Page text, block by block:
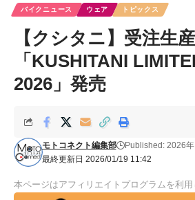
バイクニュース ウェア トピックス
【クシタニ】受注生
「KUSHITANI
2026」発売
最終更新日 2026/01/19 11:42
モトコネクト編集部 Published: 2026年
本ページはアフィリエイトプログラムを利用